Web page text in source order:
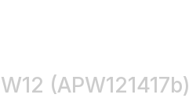
(APW121417b)